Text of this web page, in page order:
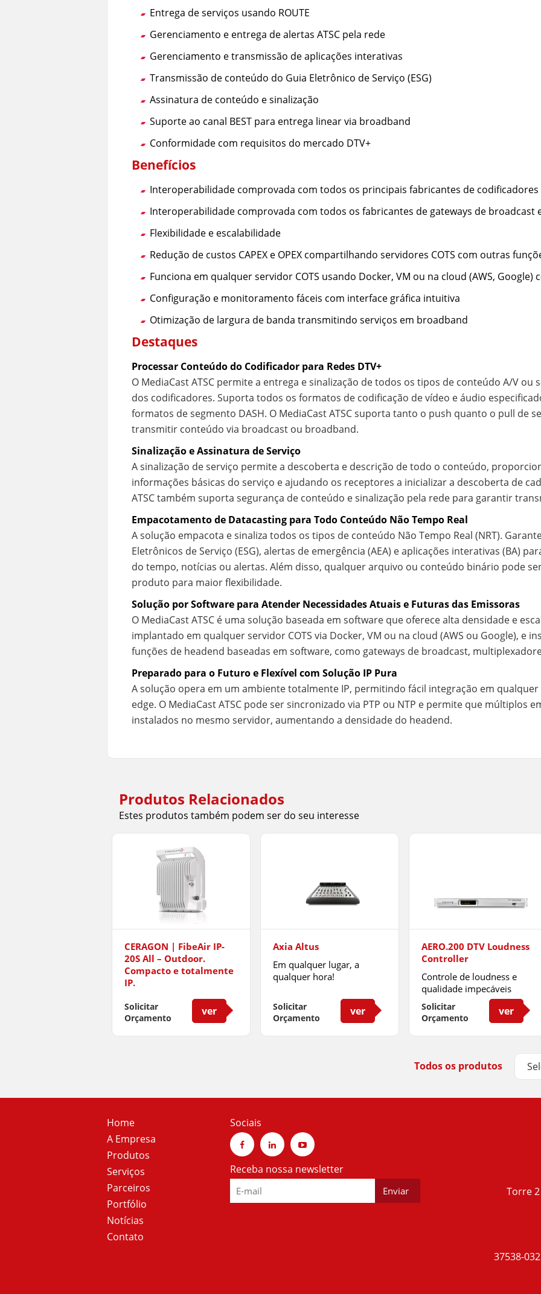
Entrega de serviços usando ROUTE
Gerenciamento e entrega de alertas ATSC pela rede
Gerenciamento e transmissão de aplicações interativas
Transmissão de conteúdo do Guia Eletrônico de Serviço (ESG)
Assinatura de conteúdo e sinalização
Suporte ao canal BEST para entrega linear via broadband
Conformidade com requisitos do mercado DTV+
Benefícios
Interoperabilidade comprovada com todos os principais fabricantes de codificadores
Interoperabilidade comprovada com todos os fabricantes de gateways de broadcast
Flexibilidade e escalabilidade
Redução de custos CAPEX e OPEX compartilhando servidores COTS com outras
Funciona em qualquer servidor COTS usando Docker, VM ou na cloud (AWS, Google)
Configuração e monitoramento fáceis com interface gráfica intuitiva
Otimização de largura de banda transmitindo serviços em broadband
Destaques
Processar Conteúdo do Codificador para Redes DTV+
O MediaCast ATSC permite a entrega e sinalização de todos os tipos de conteúdo A/V
dos codificadores. Suporta todos os formatos de codificação de vídeo e áudio
formatos de segmento DASH. O MediaCast ATSC suporta tanto o push quanto o pull de
transmitir conteúdo via broadcast ou broadband.
Sinalização e Assinatura de Serviço
A sinalização de serviço permite a descoberta e descrição de todo o conteúdo,
informações básicas do serviço e ajudando os receptores a inicializar a descoberta de
ATSC também suporta segurança de conteúdo e sinalização pela rede para garantir
Empacotamento de Datacasting para Todo Conteúdo Não Tempo Real
A solução empacota e sinaliza todos os tipos de conteúdo Não Tempo Real (NRT).
Eletrônicos de Serviço (ESG), alertas de emergência (AEA) e aplicações interativas (BA)
do tempo, notícias ou alertas. Além disso, qualquer arquivo ou conteúdo binário pode
produto para maior flexibilidade.
Solução por Software para Atender Necessidades Atuais e Futuras das Emissoras
O MediaCast ATSC é uma solução baseada em software que oferece alta densidade e
implantado em qualquer servidor COTS via Docker, VM ou na cloud (AWS ou Google), e
funções de headend baseadas em software, como gateways de broadcast,
Preparado para o Futuro e Flexível com Solução IP Pura
A solução opera em um ambiente totalmente IP, permitindo fácil integração em
edge. O MediaCast ATSC pode ser sincronizado via PTP ou NTP e permite que múltiplos
instalados no mesmo servidor, aumentando a densidade do headend.
Produtos Relacionados
Estes produtos também podem ser do seu interesse
CERAGON | FibeAir IP-
20S All – Outdoor.
Compacto e totalmente
IP.
Solicitar
Orçamento
ver
Axia Altus
Em qualquer lugar, a
qualquer hora!
Solicitar
Orçamento
ver
AERO.200 DTV Loudness
Controller
Controle de loudness e
qualidade impecáveis
Solicitar
Orçamento
ver
Todos os produtos
Home
A Empresa
Produtos
Serviços
Parceiros
Portfólio
Notícias
Contato
Sociais
Receba nossa newsletter
Torre
37538-